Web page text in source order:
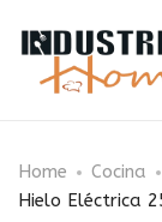
Home Cocina
Hielo Eléctrica